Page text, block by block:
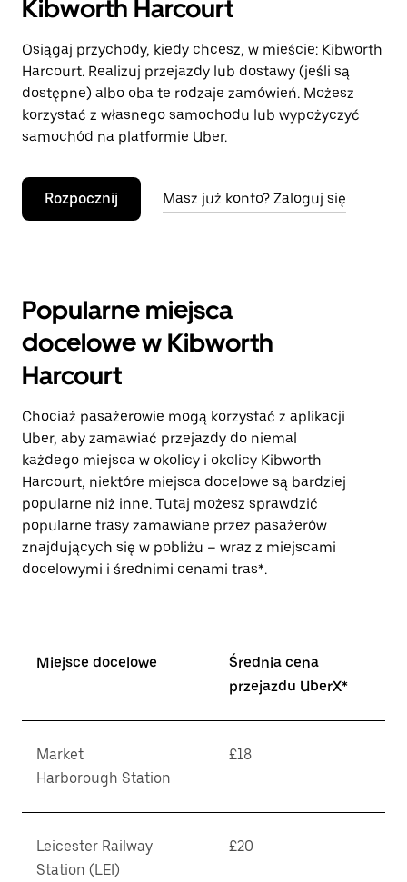
Kibworth Harcourt
Osiągaj przychody, kiedy chcesz, w mieście: Kibworth
Harcourt. Realizuj przejazdy lub dostawy (jeśli są
dostępne) albo oba te rodzaje zamówień. Możesz
korzystać z własnego samochodu lub wypożyczyć
samochód na platformie Uber.
Rozpocznij Masz już konto? Zaloguj się
Popularne miejsca
docelowe w Kibworth
Harcourt
Chociaż pasażerowie mogą korzystać z aplikacji
Uber, aby zamawiać przejazdy do niemal
każdego miejsca w okolicy i okolicy Kibworth
Harcourt, niektóre miejsca docelowe są bardziej
popularne niż inne. Tutaj możesz sprawdzić
popularne trasy zamawiane przez pasażerów
znajdujących się w pobliżu – wraz z miejscami
docelowymi i średnimi cenami tras*.
Miejsce docelowe
Średnia cena
przejazdu UberX*
Market
Harborough Station
£18
Leicester Railway
Station (LEI)
£20